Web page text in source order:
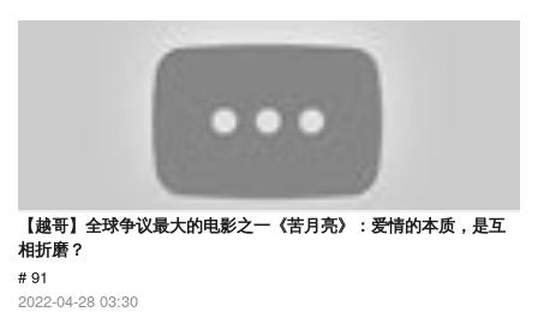
【越哥】全球争议最大的电影之一《苦月亮》：爱情的本质，是互
相折磨？
# 91
2022-04-28 03:30